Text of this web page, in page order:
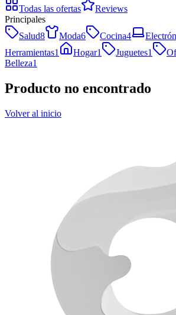
Todas las ofertas
Reviews
Principales
Salud8 Moda6 Cocina4
Herramientas1 Hogar1 Juguetes1
Belleza1
Producto no encontrado
Volver al inicio